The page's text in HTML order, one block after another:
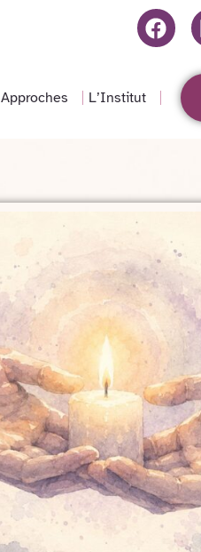
Approches L’Institut